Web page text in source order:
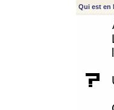
Qui est en